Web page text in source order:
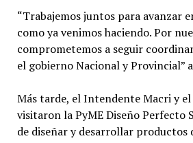
“Trabajemos juntos para avanzar
como ya venimos haciendo. Por
comprometemos a seguir
el gobierno Nacional y Provincial”
Más tarde, el Intendente Macri y
visitaron la PyME Diseño Perfecto
de diseñar y desarrollar productos